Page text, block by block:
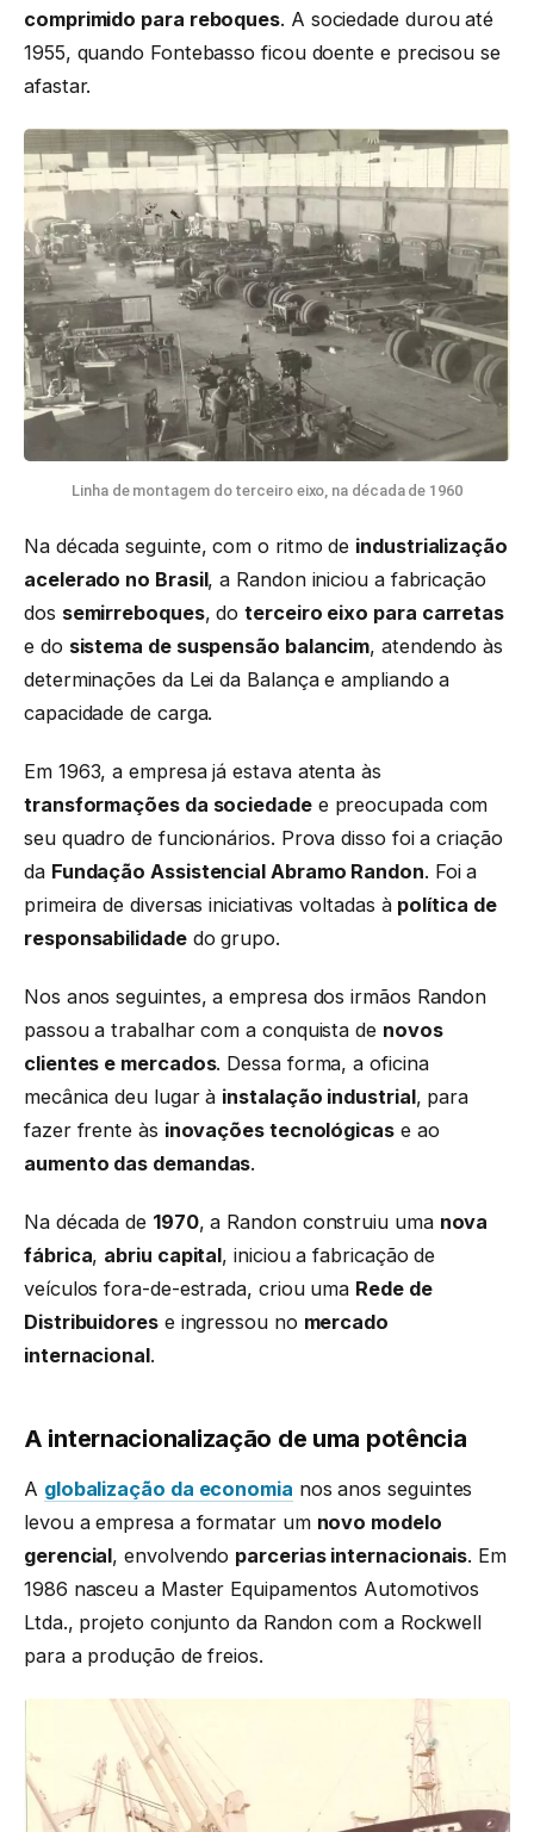
comprimido para reboques. A sociedade durou até
1955, quando Fontebasso ficou doente e precisou se
afastar.
Linha de montagem do terceiro eixo, na década de 1960
Na década seguinte, com o ritmo de industrialização
acelerado no Brasil, a Randon iniciou a fabricação
dos semirreboques, doterceiro eixo para carretas
e do sistema de suspensão balancim, atendendo às
determinações da Lei da Balança e ampliando a
capacidade de carga.
Em 1963, a empresa já estava atenta às
transformações da sociedadee preocupada com
seu quadro de funcionários. Prova disso foi a criação
da Fundação Assistencial Abramo Randon. Foi a
primeira de diversas iniciativas voltadas à política de
responsabilidadedo grupo.
Nos anos seguintes, a empresa dos irmãos Randon
passou a trabalhar com a conquista de novos
clientes e mercados. Dessa forma, a oficina
mecânica deu lugar à instalação industrial, para
fazer frente às inovações tecnológicase ao
aumento das demandas.
Na década de 1970, a Randon construiu uma nova
fábrica, abriu capital, iniciou a fabricação de
veículos fora-de-estrada, criou uma Rede de
Distribuidorese ingressou no mercado
internacional.
A internacionalização de uma potência
A globalização da economia nos anos seguintes
levou a empresa a formatar um novo modelo
gerencial, envolvendo parcerias internacionais. Em
1986 nasceu a Master Equipamentos Automotivos
Ltda., projeto conjunto da Randon com a Rockwell
para a produção de freios.